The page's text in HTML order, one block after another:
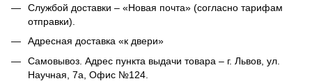
Службой доставки – «Новая почта» (согласно тарифам
отправки).
Адресная доставка «к двери»
Самовывоз. Адрес пункта выдачи товара – г. Львов, ул.
Научная, 7а, Офис №124.